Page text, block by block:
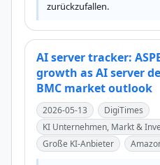
zurückzufallen.
AI server tracker:
growth as AI server
BMC market outlook
2026-05-13
DigiTimes
KI Unternehmen, Markt &
Große KI-Anbieter